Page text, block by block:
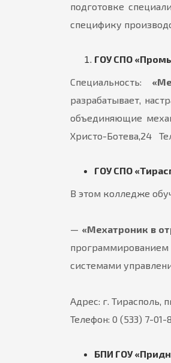
подготовке
специфику
ГОУ СПО
Специальность:
разрабатывает,
объединяющие
Христо-Ботева,24
ГОУ СПО
В этом колледже
— «Мехатроник в
системами
Адрес: г. Тирасполь,
Телефон: 0 (533) 7-01-
БПИ ГОУ